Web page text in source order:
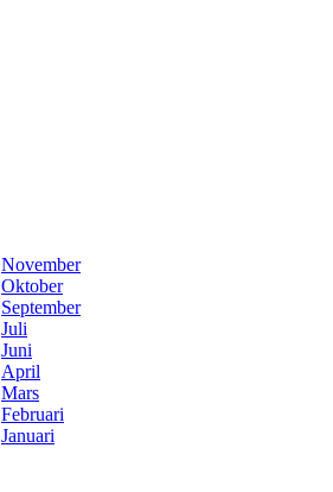
November
Oktober
September
Juli
Juni
April
Mars
Februari
Januari